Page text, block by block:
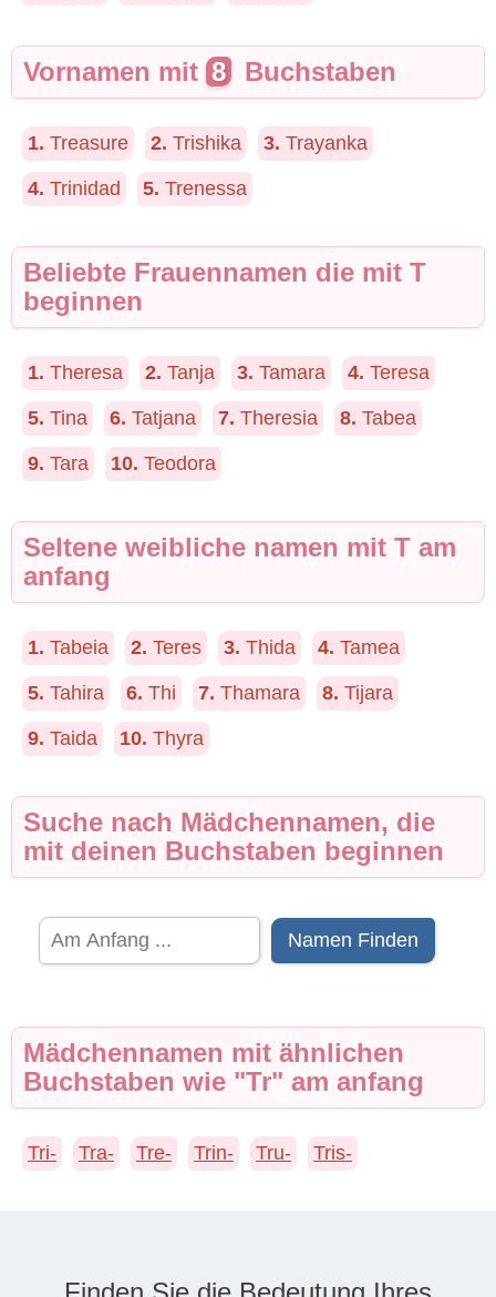
Vornamen mit 8 Buchstaben
1. Treasure 2. Trishika 3. Trayanka
4. Trinidad 5. Trenessa
Beliebte Frauennamen die mit T
beginnen
1. Theresa 2. Tanja 3. Tamara 4. Teresa
5. Tina 6. Tatjana 7. Theresia 8. Tabea
9. Tara 10. Teodora
Seltene weibliche namen mit T am
anfang
1. Tabeia 2. Teres 3. Thida 4. Tamea
5. Tahira 6. Thi 7. Thamara 8. Tijara
9. Taida 10. Thyra
Suche nach Mädchennamen, die
mit deinen Buchstaben beginnen
Namen Finden
Mädchennamen mit ähnlichen
Buchstaben wie "Tr" am anfang
Tri- Tra- Tre- Trin- Tru- Tris-